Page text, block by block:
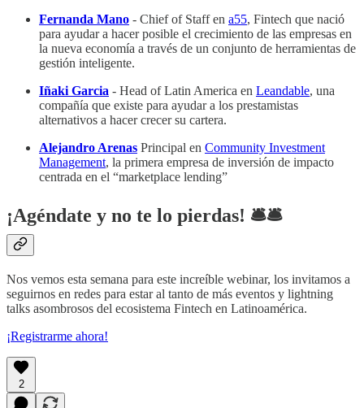
Fernanda Mano - Chief of Staff en a55, Fintech que nació
para ayudar a hacer posible el crecimiento de las empresas en
la nueva economía a través de un conjunto de herramientas de
gestión inteligente.
Iñaki Garcia - Head of Latin America en Leandable, una
compañía que existe para ayudar a los prestamistas
alternativos a hacer crecer su cartera.
Alejandro Arenas Principal en Community Investment
Management, la primera empresa de inversión de impacto
centrada en el “marketplace lending”
¡Agéndate y no te lo pierdas! 🛎️​🛎️​
Nos vemos esta semana para este increíble webinar, los invitamos a
seguirnos en redes para estar al tanto de más eventos y lightning
talks asombrosos del ecosistema Fintech en Latinoamérica.
¡Registrarme ahora!
2